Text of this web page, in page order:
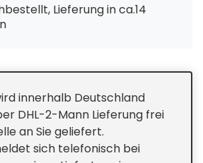
Lieferung in ca.14
innerhalb Deutschland
DHL-2-Mann Lieferung frei
an Sie geliefert.
sich telefonisch bei